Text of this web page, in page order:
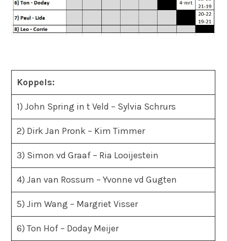
Koppels:
1) John Spring in t Veld – Sylvia Schrurs
2) Dirk Jan Pronk – Kim Timmer
3) Simon vd Graaf – Ria Looijestein
4) Jan van Rossum – Yvonne vd Gugten
5) Jim Wang – Margriet Visser
6) Ton Hof – Doday Meijer